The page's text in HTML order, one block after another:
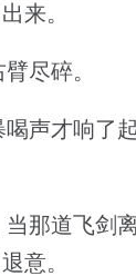
来。
尽碎。
声才响了
那道飞剑
意。